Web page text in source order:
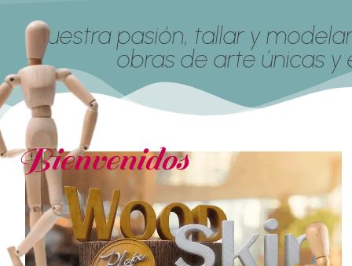
¡Nuestra pasión, tallar y
obras de arte únicas y
Bienvenidos